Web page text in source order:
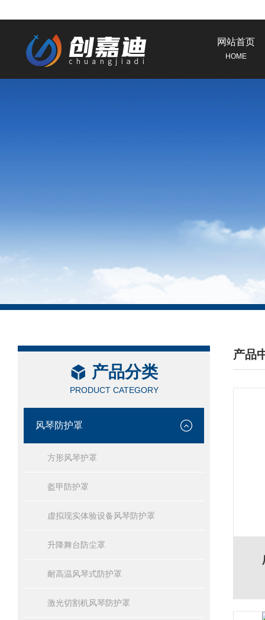
网站首页
HOME
产品分类
PRODUCT CATEGORY
风琴防护罩
方形风琴护罩
盔甲防护罩
虚拟现实体验设备风琴防护罩
升降舞台防尘罩
耐高温风琴式防护罩
激光切割机风琴防护罩
产品
/